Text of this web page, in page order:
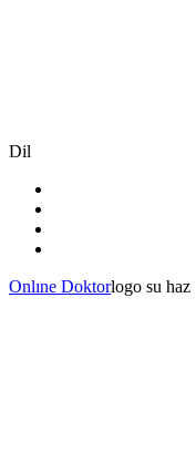
Dil
Onlıne Doktorlogo su haz